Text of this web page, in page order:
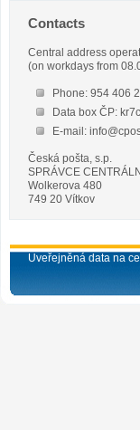
Contacts
Central address
(on workdays from
Phone: 954 406
Data box ČP:
E-mail:
Česká pošta, s.p.
SPRÁVCE
Wolkerova 480
749 20 Vítkov
Uveřejněná data na